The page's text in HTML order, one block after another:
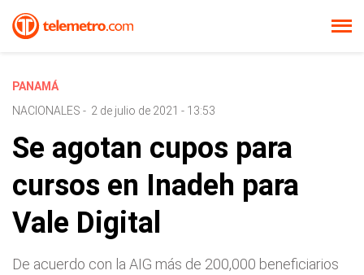
PANAMÁ
NACIONALES - 2 de julio de 2021 - 13:53
Se agotan cupos para
cursos en Inadeh para
Vale Digital
De acuerdo con la AIG más de 200,000 beneficiarios